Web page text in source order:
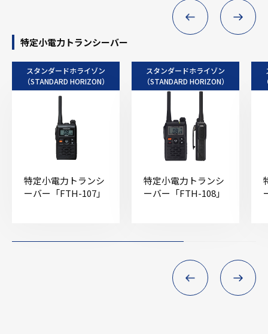
特定小電力トランシーバー
スタンダードホライゾン
（STANDARD HORIZON）
特定小電力トランシ
ーバー「FTH-107」
スタンダードホライゾン
（STANDARD HORIZON）
特定小電力トランシ
ーバー「FTH-108」